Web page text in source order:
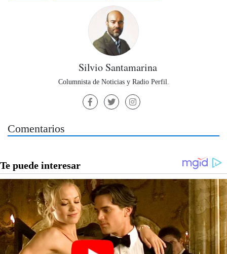
Silvio Santamarina
Columnista de Noticias y Radio Perfil.
Comentarios